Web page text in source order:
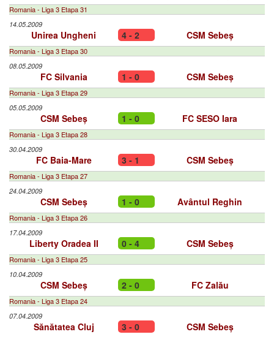
Romania - Liga 3 Etapa 31
14.05.2009
Unirea Ungheni 4 - 2 CSM Sebeș
Romania - Liga 3 Etapa 30
08.05.2009
FC Silvania 1 - 0 CSM Sebeș
Romania - Liga 3 Etapa 29
05.05.2009
CSM Sebeș 1 - 0 FC SESO Iara
Romania - Liga 3 Etapa 28
30.04.2009
FC Baia-Mare 3 - 1 CSM Sebeș
Romania - Liga 3 Etapa 27
24.04.2009
CSM Sebeș 1 - 0 Avântul Reghin
Romania - Liga 3 Etapa 26
17.04.2009
Liberty Oradea II 0 - 4 CSM Sebeș
Romania - Liga 3 Etapa 25
10.04.2009
CSM Sebeș 2 - 0 FC Zalău
Romania - Liga 3 Etapa 24
07.04.2009
Sănătatea Cluj 3 - 0 CSM Sebeș